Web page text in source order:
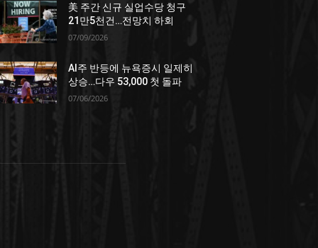
美 주간 신규 실업수당 청구
21만5천건…전망치 하회
07/09/2026
AI주 반등에 뉴욕증시 일제히
상승…다우 53,000 첫 돌파
07/06/2026